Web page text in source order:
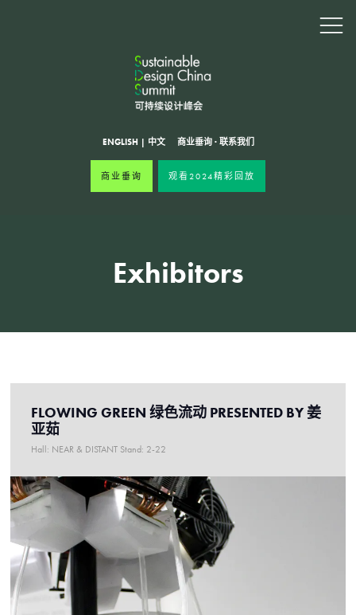
ENGLISH | 中文 商业垂询· 联系我们
商业垂询 观看2024精彩回放
Exhibitors
FLOWING GREEN 绿色流动 PRESENTED BY 姜
亚茹
Hall: NEAR & DISTANT Stand: 2-22